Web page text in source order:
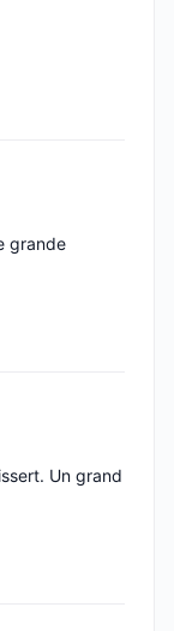
grande
Un grand